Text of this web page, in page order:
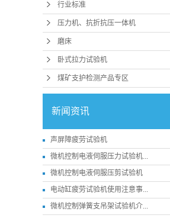
行业标准
压力机、抗折抗压一体机
磨床
卧式拉力试验机
煤矿支护检测产品专区
新闻资讯
声屏障疲劳试验机
微机控制电液伺服压力试验机...
微机控制电液伺服压剪试验机
电动缸疲劳试验机使用注意事...
微机控制弹簧支吊架试验机介...